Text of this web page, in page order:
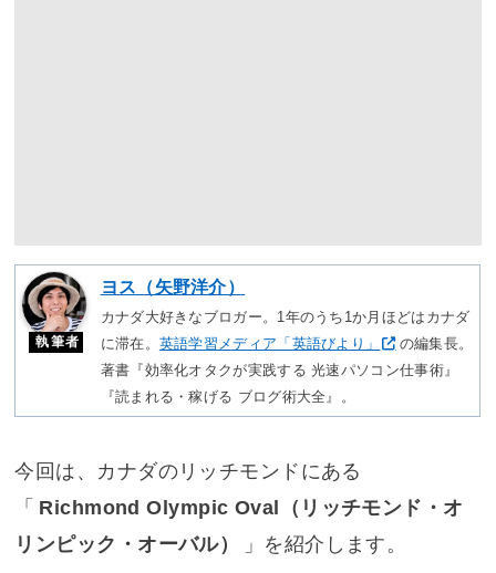
執筆者
ヨス（矢野洋介）
カナダ大好きなブロガー。1年のうち1か月ほどはカナダ
に滞在。 英語学習メディア「英語びより」
の編集長。
著書『効率化オタクが実践する 光速パソコン仕事術』
『読まれる・稼げる ブログ術大全』。
今回は、カナダのリッチモンドにある
「 Richmond Olympic Oval（リッチモンド・オ
リンピック・オーバル）
」を紹介します。